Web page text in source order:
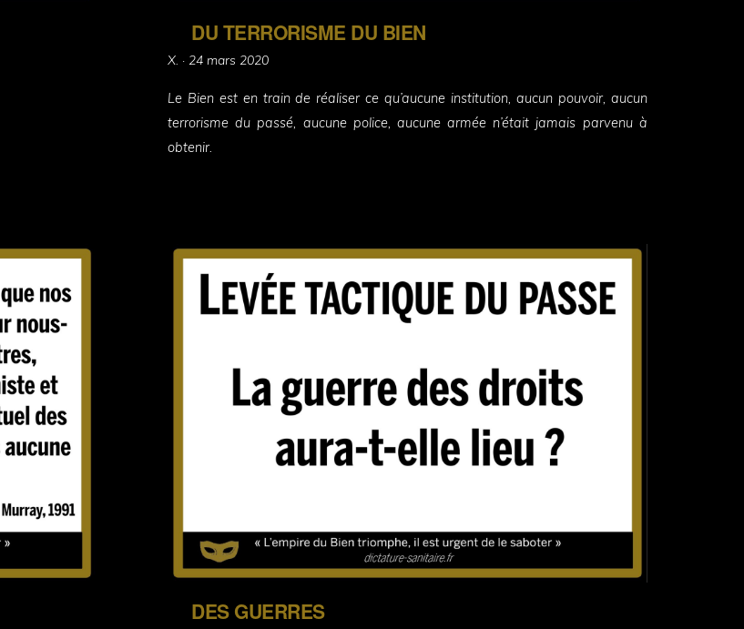
DU TERRORISME DU BIEN
X. · Posted
24 mars 2020
Le Bien est en train de réaliser ce qu’aucune institution, aucun pouvoir, aucun
terrorisme du passé, aucune police, aucune armée n’était jamais parvenu à
obtenir.
DES GUERRES